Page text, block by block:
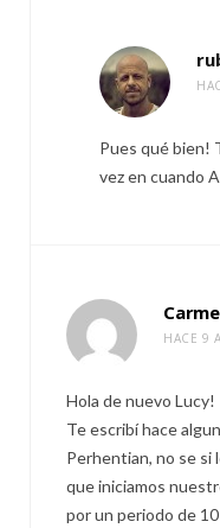
Pues qué bien!
vez en cuando
HACE 9
Hola de nuevo Lucy!
Te escribí hace
Perhentian, no se si
que iniciamos
por un periodo de